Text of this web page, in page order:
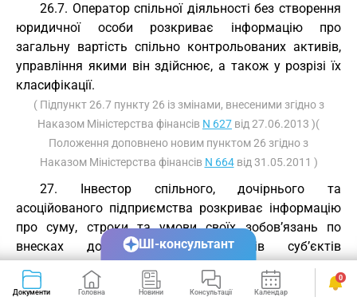
26.7. Оператор спільної діяльності без створення
юридичної особи розкриває інформацію про
загальну вартість спільно контрольованих активів,
управління якими він здійснює, а також у розрізі їх
класифікації.
( Підпункт 26.7 пункту 26 із змінами, внесеними згідно з
Наказом Міністерства фінансів N 627 від 27.06.2013 )(
Положення доповнено новим пунктом 26 згідно з
Наказом Міністерства фінансів N 664від 31.05.2011 )
27. Інвестор спільного, дочірнього та
асоційованого підприємства розкриває інформацію
про суму, строки та умови своїх зобов’язань по
внесках до статутних капіталів суб’єктів
господарювання.
( Положення доповнено новим пунктом згідно з
Документи Головна Новини Консультації Календар Сервіси
0
ШІ-консультант